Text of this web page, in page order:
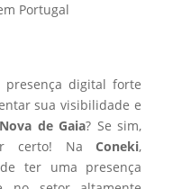
Portugal
digital forte
sua visibilidade e
de Gaia? Se sim,
certo! NaConeki,
ter uma presença